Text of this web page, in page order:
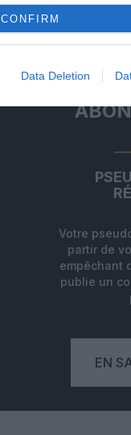
CONFIRM
Data Deletion
Votre
partir de
empêchant
publie un
EN